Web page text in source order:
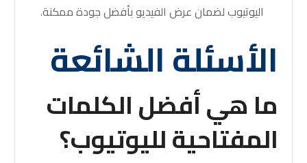
اليوتيوب لضمان عرض الفيديو بأفضل جودة ممكنة.
الأسئلة الشائعة
ما هي أفضل الكلمات
المفتاحية لليوتيوب؟